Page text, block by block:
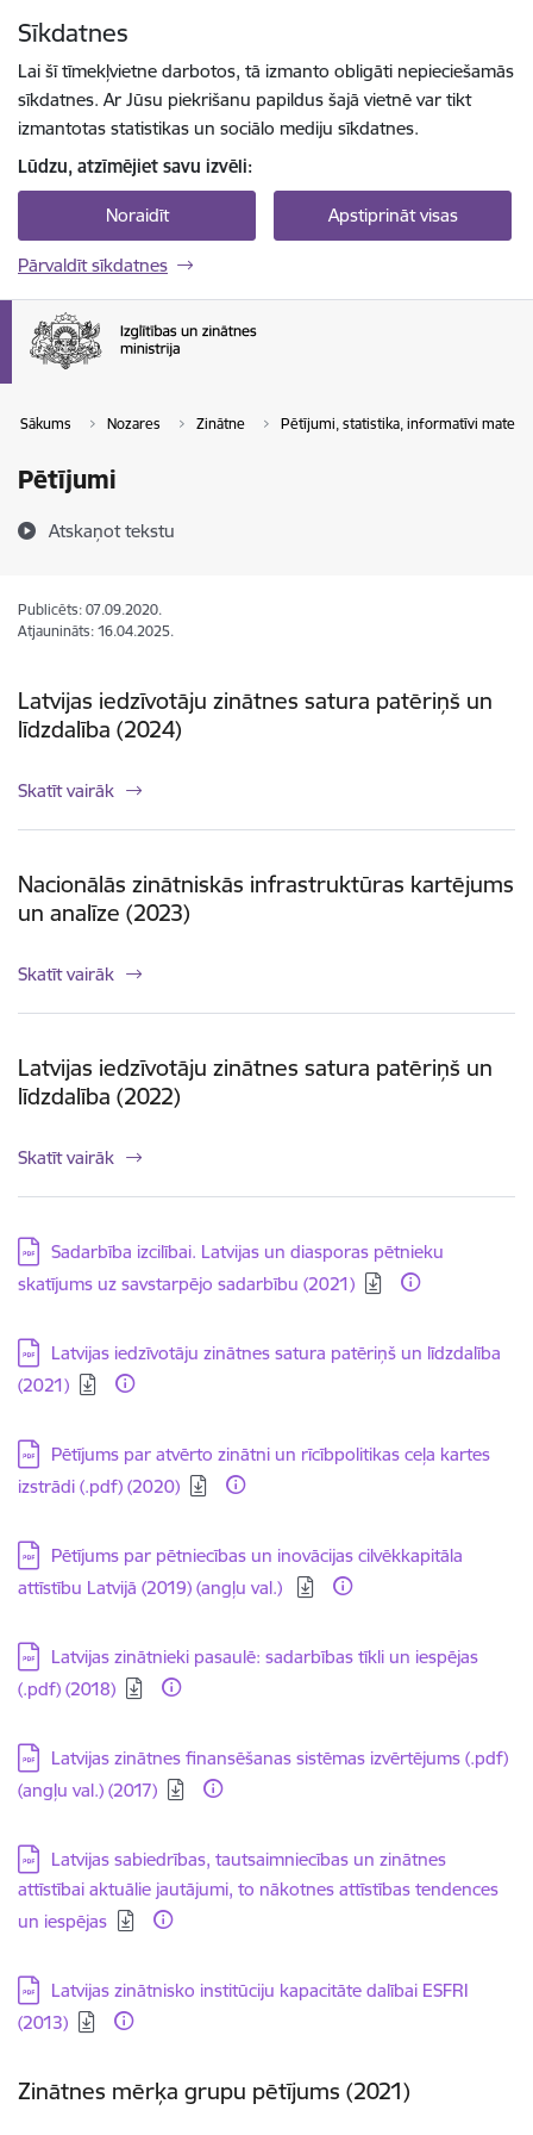
Sīkdatnes
Lai šī tīmekļvietne darbotos, tā izmanto obligāti nepieciešamās
sīkdatnes. Ar Jūsu piekrišanu papildus šajā vietnē var tikt
izmantotas statistikas un sociālo mediju sīkdatnes.
Lūdzu, atzīmējiet savu izvēli:
Noraidīt Apstiprināt visas
Pārvaldīt sīkdatnes
Sākums Nozares Zinātne Pētījumi, statistika, informatīvi
Pētījumi
Atskaņot tekstu
Publicēts: 07.09.2020.
Atjaunināts: 16.04.2025.
Latvijas iedzīvotāju zinātnes satura patēriņš un
līdzdalība (2024)
Skatīt vairāk
Nacionālās zinātniskās infrastruktūras kartējums
un analīze (2023)
Skatīt vairāk
Latvijas iedzīvotāju zinātnes satura patēriņš un
līdzdalība (2022)
Skatīt vairāk
Lejupielādēt:
Sadarbība izcilībai. Latvijas un diasporas pētnieku
skatījums uz savstarpējo sadarbību (2021)
Lejupielādēt:
Latvijas iedzīvotāju zinātnes satura patēriņš un līdzdalība
(2021)
Lejupielādēt:
Pētījums par atvērto zinātni un rīcībpolitikas ceļa kartes
izstrādi (.pdf) (2020)
Lejupielādēt:
Pētījums par pētniecības un inovācijas cilvēkkapitāla
attīstību Latvijā (2019) (angļu val.)
Lejupielādēt:
Latvijas zinātnieki pasaulē: sadarbības tīkli un iespējas
(.pdf) (2018)
Lejupielādēt:
Latvijas zinātnes finansēšanas sistēmas izvērtējums (.pdf)
(angļu val.) (2017)
Lejupielādēt:
Latvijas sabiedrības, tautsaimniecības un zinātnes
attīstībai aktuālie jautājumi, to nākotnes attīstības tendences
un iespējas
Lejupielādēt:
Latvijas zinātnisko institūciju kapacitāte dalībai ESFRI
(2013)
Zinātnes mērķa grupu pētījums (2021)